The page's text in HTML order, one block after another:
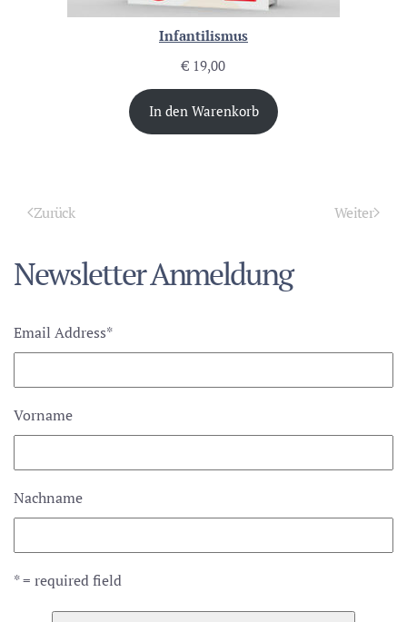
Infantilismus
€ 19,00
In den Warenkorb
Zurück Weiter
Newsletter Anmeldung
Email Address*
Vorname
Nachname
* = required field